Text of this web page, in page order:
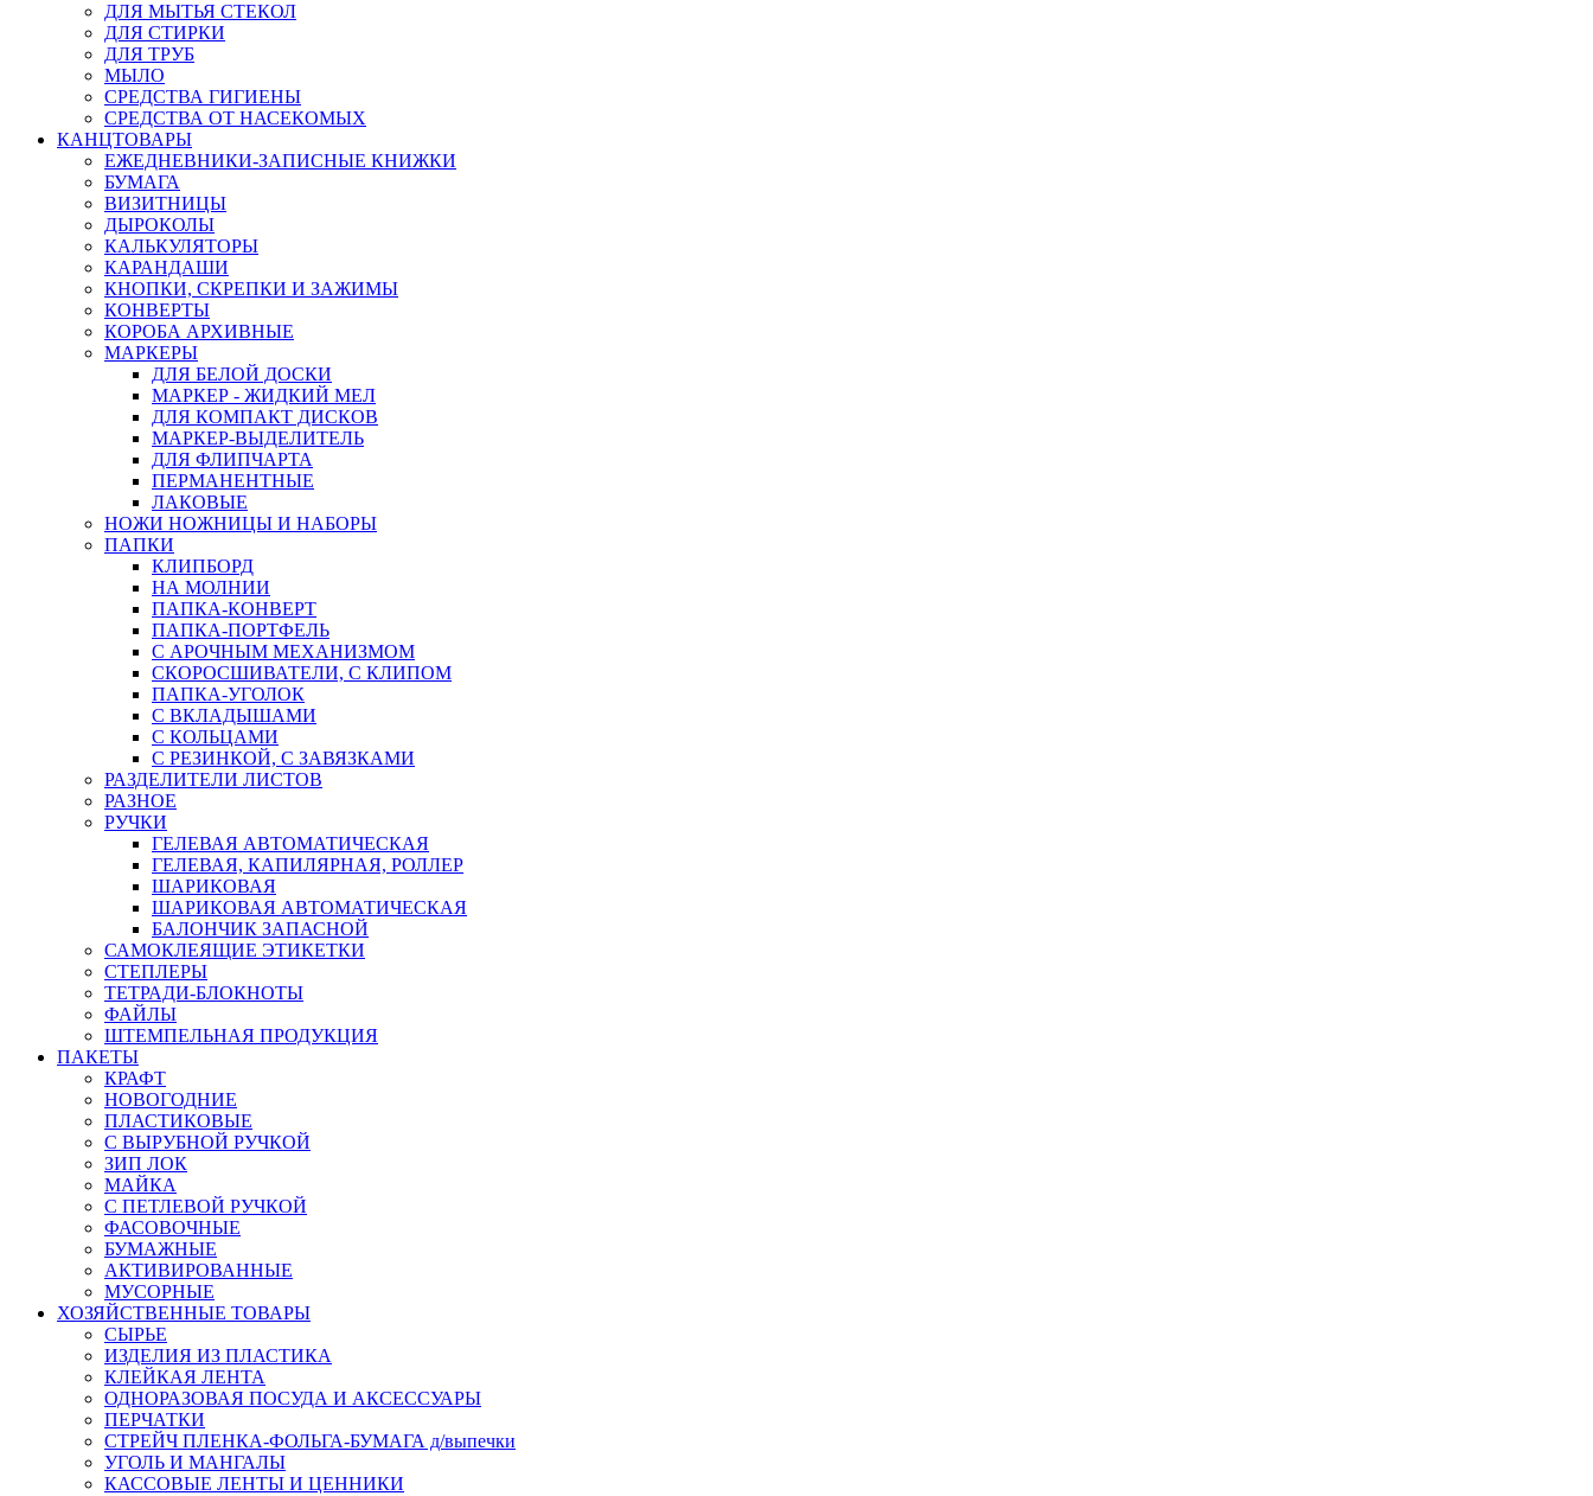
ДЛЯ МЫТЬЯ СТЕКОЛ
ДЛЯ СТИРКИ
ДЛЯ ТРУБ
МЫЛО
СРЕДСТВА ГИГИЕНЫ
СРЕДСТВА ОТ НАСЕКОМЫХ
КАНЦТОВАРЫ
ЕЖЕДНЕВНИКИ-ЗАПИСНЫЕ КНИЖКИ
БУМАГА
ВИЗИТНИЦЫ
ДЫРОКОЛЫ
КАЛЬКУЛЯТОРЫ
КАРАНДАШИ
КНОПКИ, СКРЕПКИ И ЗАЖИМЫ
КОНВЕРТЫ
КОРОБА АРХИВНЫЕ
МАРКЕРЫ
ДЛЯ БЕЛОЙ ДОСКИ
МАРКЕР - ЖИДКИЙ МЕЛ
ДЛЯ КОМПАКТ ДИСКОВ
МАРКЕР-ВЫДЕЛИТЕЛЬ
ДЛЯ ФЛИПЧАРТА
ПЕРМАНЕНТНЫЕ
ЛАКОВЫЕ
НОЖИ НОЖНИЦЫ И НАБОРЫ
ПАПКИ
КЛИПБОРД
НА МОЛНИИ
ПАПКА-КОНВЕРТ
ПАПКА-ПОРТФЕЛЬ
С АРОЧНЫМ МЕХАНИЗМОМ
СКОРОСШИВАТЕЛИ, С КЛИПОМ
ПАПКА-УГОЛОК
С ВКЛАДЫШАМИ
С КОЛЬЦАМИ
С РЕЗИНКОЙ, С ЗАВЯЗКАМИ
РАЗДЕЛИТЕЛИ ЛИСТОВ
РАЗНОЕ
РУЧКИ
ГЕЛЕВАЯ АВТОМАТИЧЕСКАЯ
ГЕЛЕВАЯ, КАПИЛЯРНАЯ, РОЛЛЕР
ШАРИКОВАЯ
ШАРИКОВАЯ АВТОМАТИЧЕСКАЯ
БАЛОНЧИК ЗАПАСНОЙ
САМОКЛЕЯЩИЕ ЭТИКЕТКИ
СТЕПЛЕРЫ
ТЕТРАДИ-БЛОКНОТЫ
ФАЙЛЫ
ШТЕМПЕЛЬНАЯ ПРОДУКЦИЯ
ПАКЕТЫ
КРАФТ
НОВОГОДНИЕ
ПЛАСТИКОВЫЕ
С ВЫРУБНОЙ РУЧКОЙ
ЗИП ЛОК
МАЙКА
С ПЕТЛЕВОЙ РУЧКОЙ
ФАСОВОЧНЫЕ
БУМАЖНЫЕ
АКТИВИРОВАННЫЕ
МУСОРНЫЕ
ХОЗЯЙСТВЕННЫЕ ТОВАРЫ
СЫРЬЕ
ИЗДЕЛИЯ ИЗ ПЛАСТИКА
КЛЕЙКАЯ ЛЕНТА
ОДНОРАЗОВАЯ ПОСУДА И АКСЕССУАРЫ
ПЕРЧАТКИ
СТРЕЙЧ ПЛЕНКА-ФОЛЬГА-БУМАГА д/выпечки
УГОЛЬ И МАНГАЛЫ
КАССОВЫЕ ЛЕНТЫ И ЦЕННИКИ